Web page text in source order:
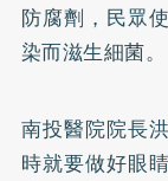
防腐劑，民眾
染而滋生細菌。
南投醫院院長
時就要做好眼